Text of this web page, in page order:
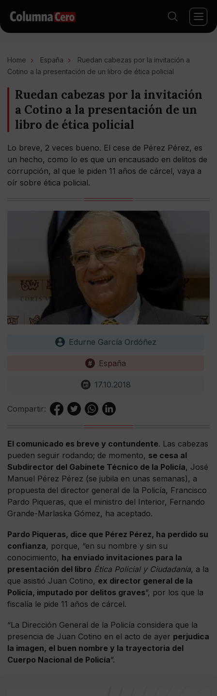
Home España
Ruedan cabezas por la invitación a
Cotino a la presentación de un libro de ética policial
Ruedan cabezas por la invitación
a Cotino a la presentación de un
libro de ética policial
Lo breve, 2 veces bueno. El cese de Pérez Pérez, es
un hecho, como lo es que un encausado en delitos de
corrupción, al que le piden 11 años de cárcel, vaya a
oír sobre ética policial.
Edurne García Ordóñez
España
17.10.2018
Compartir:
El comunicado es breve y contundente. Las cabezas
pueden seguir rodando; de momento, se cesa al
Subdirector del Gabinete Técnico de la Policía, José
Manuel Pérez Pérez (se jubila en unas semanas), a
propuesta del director general de la Policía, Francisco
Pardo Piqueras, que el ministro del Interior, Fernando
Grande-Marlaska Gómez, ha aceptado.
Pardo Piqueras, dice que Pérez Pérez, ha perdido su
confianza, porque, “en su nombre y sin su
conocimiento, ha enviado invitaciones para la
presentación del libro Ética Policial y Ciudadanía, a la
que asistió Juan Cotino, ex director general de la
Policía, imputado por delitos graves”, por los que la
fiscalía le pide 11 años de cárcel.
“La Dirección General de la Policía considera que la
presencia de Juan Cotino en el acto de ayer perjudica
la imagen, el buen nombre y la trayectoria del
Cuerpo Nacional de Policía”.